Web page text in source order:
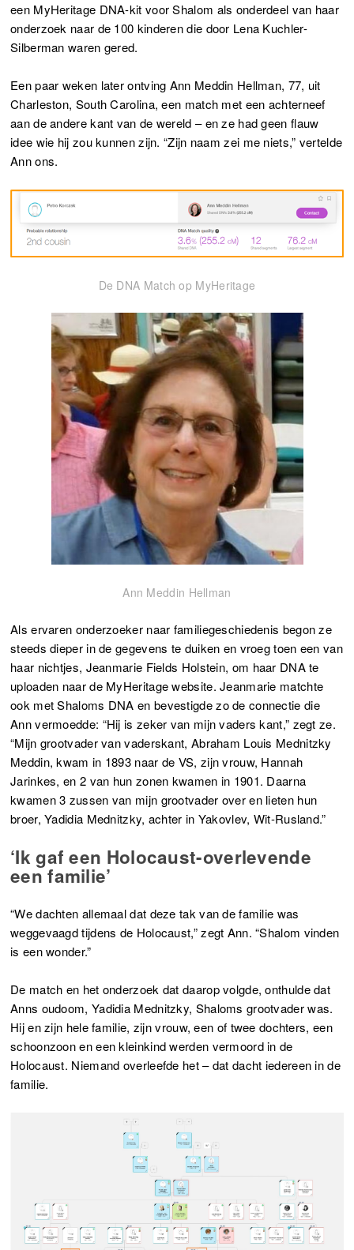
een MyHeritage DNA-kit voor Shalom als onderdeel van haar
onderzoek naar de 100 kinderen die door Lena Kuchler-
Silberman waren gered.
Een paar weken later ontving Ann Meddin Hellman, 77, uit
Charleston, South Carolina, een match met een achterneef
aan de andere kant van de wereld – en ze had geen flauw
idee wie hij zou kunnen zijn. “Zijn naam zei me niets,” vertelde
Ann ons.
De DNA Match op MyHeritage
Ann Meddin Hellman
Als ervaren onderzoeker naar familiegeschiedenis begon ze
steeds dieper in de gegevens te duiken en vroeg toen een van
haar nichtjes, Jeanmarie Fields Holstein, om haar DNA te
uploaden naar de MyHeritage website. Jeanmarie matchte
ook met Shaloms DNA en bevestigde zo de connectie die
Ann vermoedde: “Hij is zeker van mijn vaders kant,” zegt ze.
“Mijn grootvader van vaderskant, Abraham Louis Mednitzky
Meddin, kwam in 1893 naar de VS, zijn vrouw, Hannah
Jarinkes, en 2 van hun zonen kwamen in 1901. Daarna
kwamen 3 zussen van mijn grootvader over en lieten hun
broer, Yadidia Mednitzky, achter in Yakovlev, Wit-Rusland.”
‘Ik gaf een Holocaust-overlevende
een familie’
“We dachten allemaal dat deze tak van de familie was
weggevaagd tijdens de Holocaust,” zegt Ann. “Shalom vinden
is een wonder.”
De match en het onderzoek dat daarop volgde, onthulde dat
Anns oudoom, Yadidia Mednitzky, Shaloms grootvader was.
Hij en zijn hele familie, zijn vrouw, een of twee dochters, een
schoonzoon en een kleinkind werden vermoord in de
Holocaust. Niemand overleefde het – dat dacht iedereen in de
familie.